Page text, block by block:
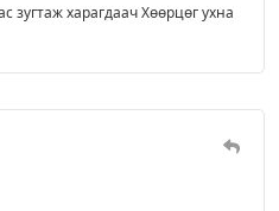
зугтаж харагдаач Хөөрцөг ухна